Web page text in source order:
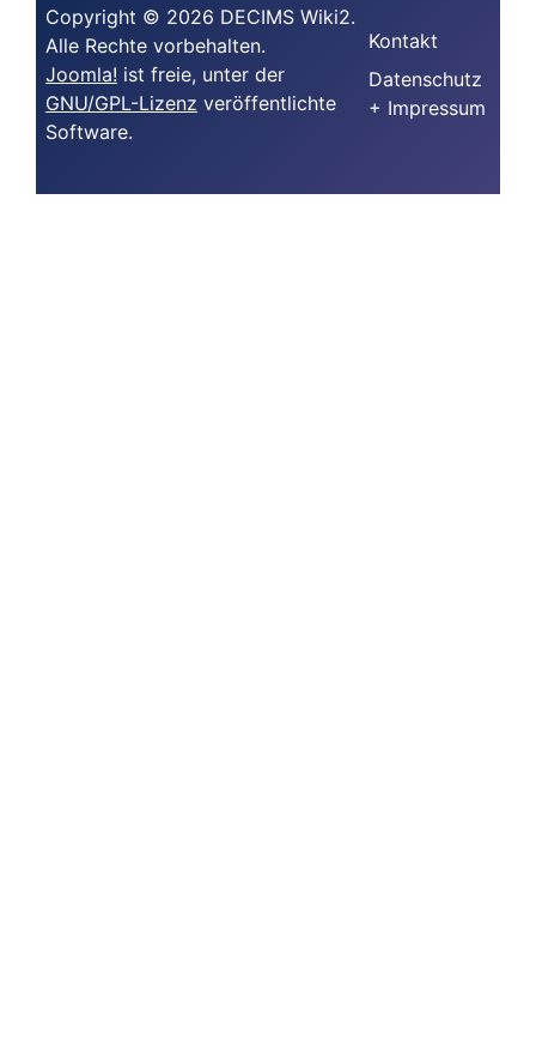
Copyright © 2026 DECIMS Wiki2.
Alle Rechte vorbehalten.
Joomla! ist freie, unter der
GNU/GPL-Lizenz veröffentlichte
Software.
Kontakt
Datenschutz
+ Impressum